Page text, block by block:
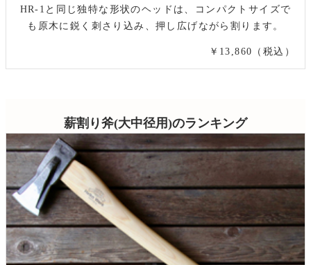
HR-1と同じ独特な形状のヘッドは、コンパクトサイズで
も原木に鋭く刺さり込み、押し広げながら割ります。
￥13,860（税込）
薪割り斧(大中径用)のランキング